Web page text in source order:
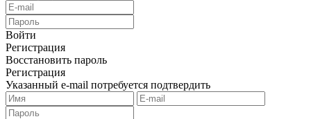
Войти
Регистрация
Восстановить пароль
Регистрация
Указанный e-mail потребуется подтвердить